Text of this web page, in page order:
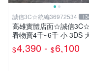
誠信3C☆統編36972534
高雄實體店面☆誠信
看物賣4千~6千 小 3DS 大 3
DS LL 主機 二手功能正常
可用各式物品換
$4,390 - $6,100